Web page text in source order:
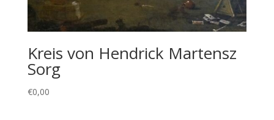
Kreis von Hendrick Martensz
Sorg
€0,00